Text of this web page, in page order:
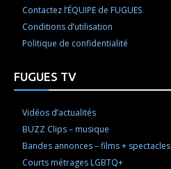
Contactez l’ÉQUIPE de FUGUES
Conditions d’utilisation
Politique de confidentialité
FUGUES TV
Vidéos d’actualités
BUZZ Clips – musique
Bandes annonces – films + spectacles
Courts métrages LGBTQ+